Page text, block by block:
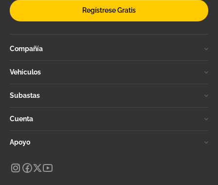
Regístrese Gratis
Compañía
Vehículos
Subastas
Cuenta
Apoyo